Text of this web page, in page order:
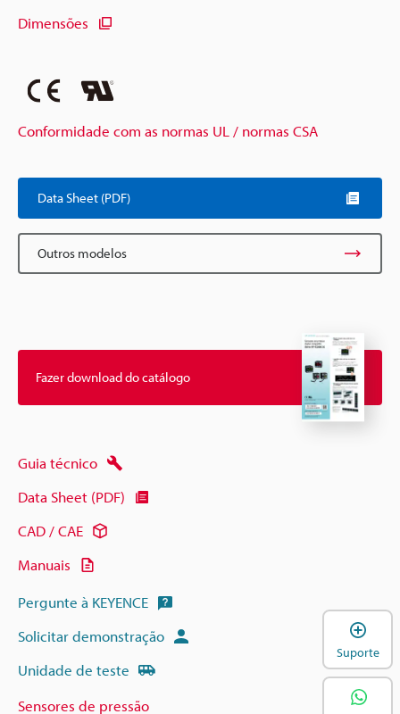
Dimensões
Conformidade com as normas UL / normas CSA
Data Sheet (PDF)
Outros modelos
Fazer download do catálogo
Guia técnico
Data Sheet (PDF)
CAD / CAE
Manuais
Pergunte à KEYENCE
Solicitar demonstração
Unidade de teste
Sensores de pressão
Suporte